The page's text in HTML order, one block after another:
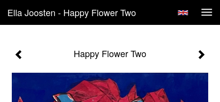
Ella Joosten - Happy Flower Two
Happy Flower Two